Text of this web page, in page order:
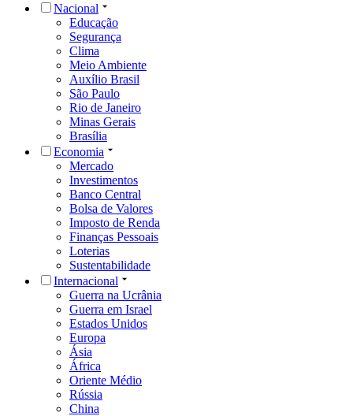
Nacional
Educação
Segurança
Clima
Meio Ambiente
Auxílio Brasil
São Paulo
Rio de Janeiro
Minas Gerais
Brasília
Economia
Mercado
Investimentos
Banco Central
Bolsa de Valores
Imposto de Renda
Finanças Pessoais
Loterias
Sustentabilidade
Internacional
Guerra na Ucrânia
Guerra em Israel
Estados Unidos
Europa
Ásia
África
Oriente Médio
Rússia
China